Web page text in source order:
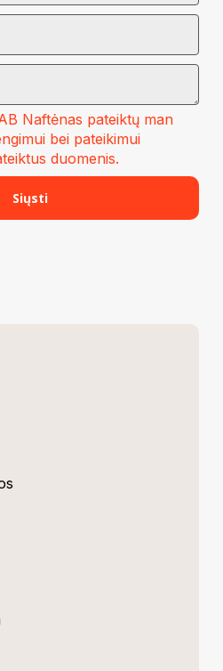
Naftėnas pateiktų man
bei pateikimui
duomenis.